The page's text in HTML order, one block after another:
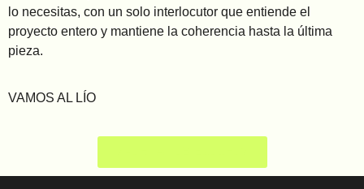
lo necesitas, con un solo interlocutor que entiende el
proyecto entero y mantiene la coherencia hasta la última
pieza.
VAMOS AL LÍO